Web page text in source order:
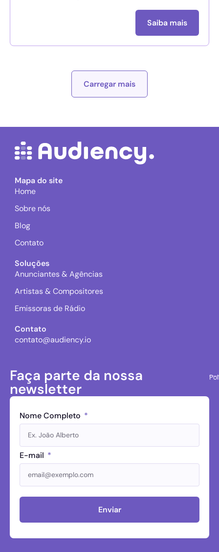
Saiba mais
Carregar mais
Mapa do site
Home
Sobre nós
Blog
Contato
Soluções
Anunciantes & Agências
Artistas & Compositores
Emissoras de Rádio
Contato
contato@audiency.io
Faça parte da nossa
newsletter
Nome Completo
E-mail
Enviar